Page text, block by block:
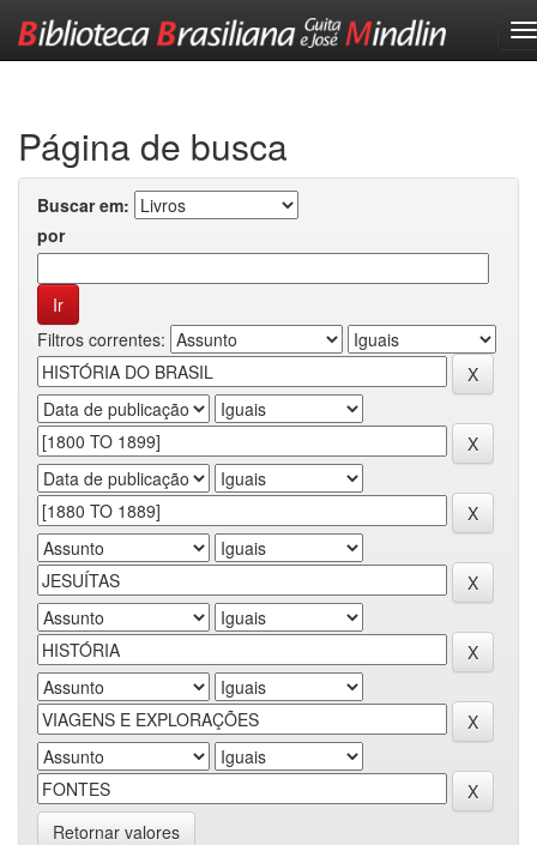
Página de busca
Buscar em:
por
Filtros correntes:
Retornar valores